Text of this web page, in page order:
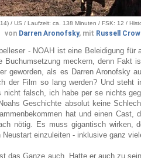
/ US / Laufzeit: ca. 138 Minuten / FSK: 12 /
von Darren Aronofsky, mit Russell
- NOAH ist eine Beleidigung
Buchumsetzung meckern, denn Fakt
geworden, als es Darren Aronofsky
der Film so lang werden? Und steht
nicht falsch, ich habe per se nichts
Geschichte absolut keine
hat und einen
nötig. Es muss gigantisch wirken,
einzuleiten - inklusive ganz
das Ganze auch. Hatte er auch zu